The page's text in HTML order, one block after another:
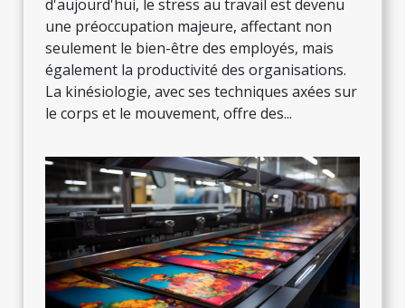
d'aujourd'hui, le stress au travail est devenu
une préoccupation majeure, affectant non
seulement le bien-être des employés, mais
également la productivité des organisations.
La kinésiologie, avec ses techniques axées sur
le corps et le mouvement, offre des...